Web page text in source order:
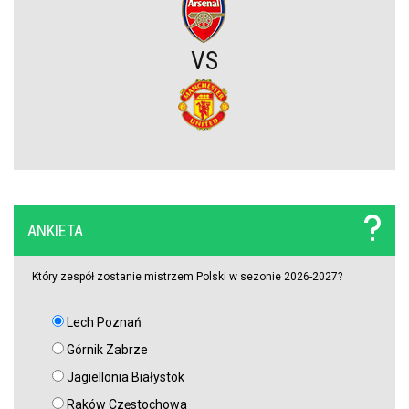
Widzew Łódź czyści kadrę z niechcianych zawodników. Spędzili w
zespole tylko jeden sezon i są na wylocie
Zwrot akcji w sprawie Viniciusa Juniora. Real zrobił krok w kierunku
Atlético Madryt rusza po reprezentanta Argentyny! Musi walczyć z
Raków Częstochowa z nowym transferem!
Media: Napastnik już odsunięty od drużyny. Ma trafić do Legii
Warszawa
VS
ANKIETA
Który zespół zostanie mistrzem Polski w sezonie 2026-2027?
Lech Poznań
Górnik Zabrze
Jagiellonia Białystok
Raków Częstochowa